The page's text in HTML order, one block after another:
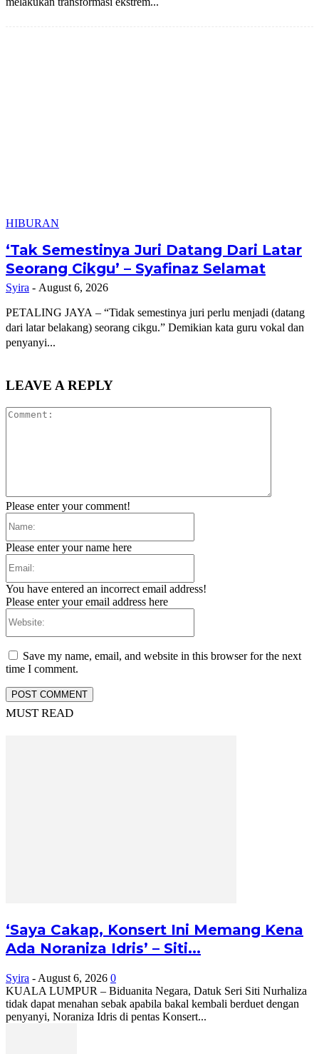
HIBURAN
‘Tak Semestinya Juri Datang Dari Latar
Seorang Cikgu’ – Syafinaz Selamat
Syira - August 6, 2026
PETALING JAYA – “Tidak semestinya juri perlu menjadi (datang
dari latar belakang) seorang cikgu.” Demikian kata guru vokal dan
penyanyi...
LEAVE A REPLY
Please enter your comment!
Please enter your name here
You have entered an incorrect email address!
Please enter your email address here
Save my name, email, and website in this browser for the next
time I comment.
MUST READ
‘Saya Cakap, Konsert Ini Memang Kena
Ada Noraniza Idris’ – Siti...
Syira - August 6, 2026 0
KUALA LUMPUR – Biduanita Negara, Datuk Seri Siti Nurhaliza
tidak dapat menahan sebak apabila bakal kembali berduet dengan
penyanyi, Noraniza Idris di pentas Konsert...